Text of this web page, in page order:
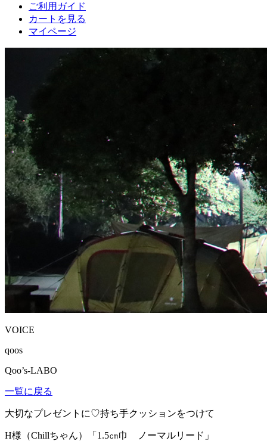
ご利用ガイド
カートを見る
マイページ
VOICE
qoos
Qoo’s-LABO
一覧に戻る
大切なプレゼントに♡持ち手クッションをつけて
H様（Chillちゃん）
「1.5㎝巾 ノーマルリード」